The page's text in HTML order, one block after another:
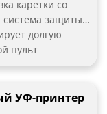
каретки со
система защиты
долгую
пульт
УФ-принтер